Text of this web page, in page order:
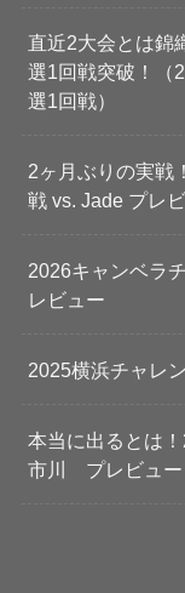
直近2大会とは錦
選1回戦突破！（
選1回戦）
2ヶ月ぶりの実戦
戦 vs. Jade プレ
2026キャンベラ
レビュー
2025横浜チャレ
本当に出るとは
市川 プレビュー